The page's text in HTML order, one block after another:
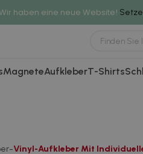
haben eine neue Website!
MagneteAufkleberT-Shirts
Vinyl-Aufkleber Mit